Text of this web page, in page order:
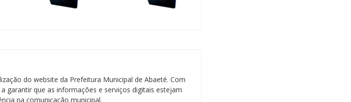
do website da Prefeitura Municipal de Abaeté. Com
garantir que as informações e serviços digitais estejam
na comunicação municipal.